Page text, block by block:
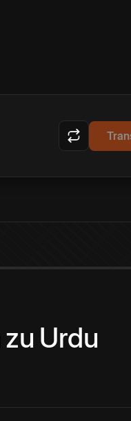
zu Urdu